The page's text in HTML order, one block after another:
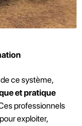
ce système,
et pratique
professionnels
exploiter,